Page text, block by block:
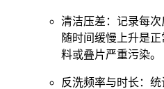
清洁压差：记录每
随时间缓慢上升是
料或叠片严重污染。
反洗频率与时长：